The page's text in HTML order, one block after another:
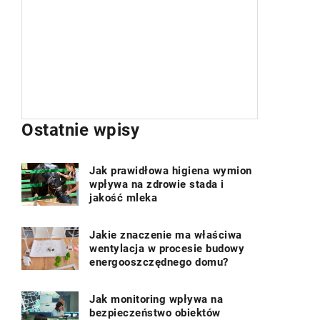
Ostatnie wpisy
Jak prawidłowa higiena wymion
wpływa na zdrowie stada i
jakość mleka
Jakie znaczenie ma właściwa
wentylacja w procesie budowy
energooszczędnego domu?
Jak monitoring wpływa na
bezpieczeństwo obiektów